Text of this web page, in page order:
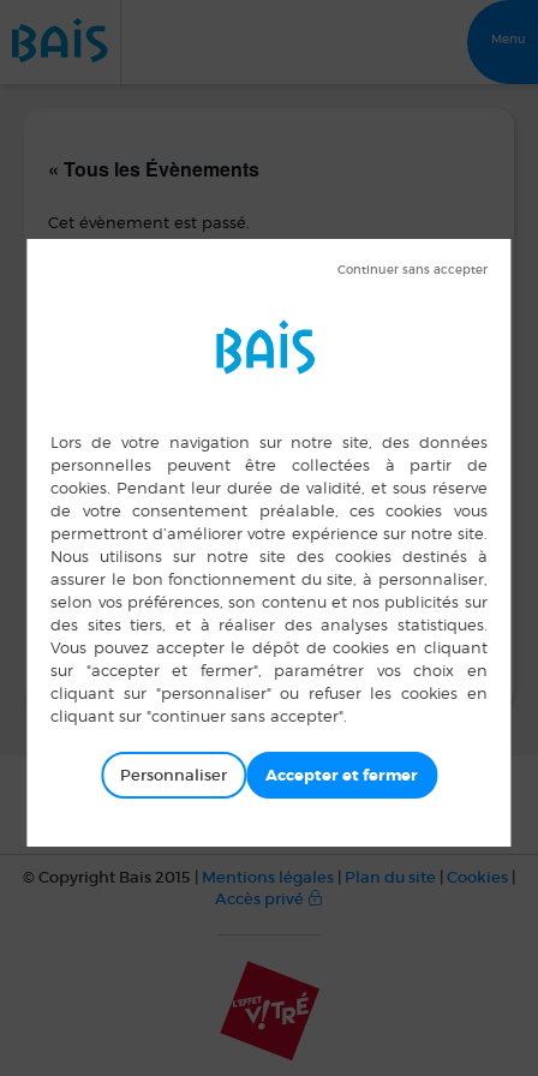
Menu
« Tous les Évènements
Cet évènement est passé.
Date :
17 mars 2016
LIEU
Salle Unisson
Club de L’Espérance
Loto Art Décor Bébés lecteurs
© Copyright Bais 2015 | Mentions légales | Plan du site | Cookies |
Accès privé
Personnaliser